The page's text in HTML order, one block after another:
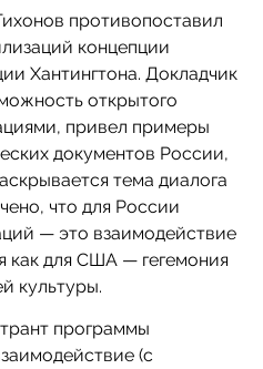
противопоставил
концепции
Хантингтона. Докладчик
открытого
привел примеры
документов России,
тема диалога
что для России
— это взаимодействие
как для США — гегемония
культуры.
программы
(с